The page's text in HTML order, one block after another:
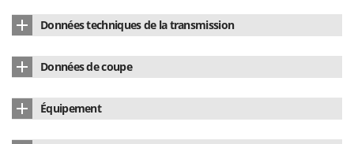
Modèle de moteur LC1P65FE
Type de moteur
Cylindrée 139 cm³
Données techniques de la transmission
Type de transmission À courroie et engrenages
Nombre de vitesses avant
Données de coupe
Mouvement des lames Double lame
Équipement